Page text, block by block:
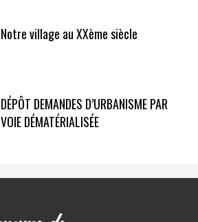
Notre village au XXème siècle
DÉPÔT DEMANDES D’URBANISME PAR
VOIE DÉMATÉRIALISÉE